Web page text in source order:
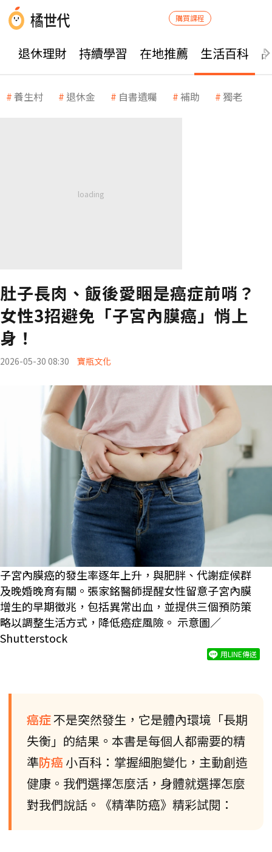
購買課程
退休理財 持續學習 在地推薦 生活百科
養生村 退休金 自書遺囑 補助 獨老
肚子長肉、飯後愛睏是癌症前哨？
女性3招避免「子宮內膜癌」悄上
身！
2026-05-30 08:30 寶瓶文化
子宮內膜癌的發生率逐年上升，與肥胖、代謝症候群
及晚婚晚育有關。張家銘醫師提醒女性留意子宮內膜
增生的早期徵兆，包括異常出血，並提供三個預防策
略以調整生活方式，降低癌症風險。 示意圖／
Shutterstock
用LINE傳送
癌症不是突然發生，它是體內環境「長期
失衡」的結果。本書是每個人都需要的精
準防癌 小百科：掌握細胞變化，主動創造
健康。我們選擇怎麼活，身體就選擇怎麼
對我們說話。《精準防癌》精彩試閱：